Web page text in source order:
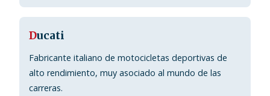
Ducati
Fabricante italiano de motocicletas deportivas de
alto rendimiento, muy asociado al mundo de las
carreras.